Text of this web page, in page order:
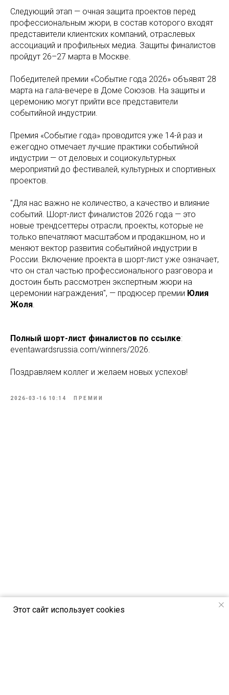
Следующий этап — очная защита проектов перед
профессиональным жюри, в состав которого входят
представители клиентских компаний, отраслевых
ассоциаций и профильных медиа. Защиты финалистов
пройдут 26–27 марта в Москве.
Победителей премии «Событие года 2026» объявят 28
марта на гала-вечере в Доме Союзов. На защиты и
церемонию могут прийти все представители
событийной индустрии.
Премия «Событие года» проводится уже 14-й раз и
ежегодно отмечает лучшие практики событийной
индустрии — от деловых и социокультурных
мероприятий до фестивалей, культурных и спортивных
проектов.
"Для нас важно не количество, а качество и влияние
событий. Шорт-лист финалистов 2026 года — это
новые трендсеттеры отрасли, проекты, которые не
только впечатляют масштабом и продакшном, но и
меняют вектор развития событийной индустрии в
России. Включение проекта в шорт-лист уже означает,
что он стал частью профессионального разговора и
достоин быть рассмотрен экспертным жюри на
церемонии награждения", — продюсер премии Юлия
Жоля
Полный шорт-лист финалистов по ссылке:
eventawardsrussia.com/winners/2026.
Поздравляем коллег и желаем новых успехов!
2026-03-16 10:14 ПРЕМИИ
Этот сайт использует cookies